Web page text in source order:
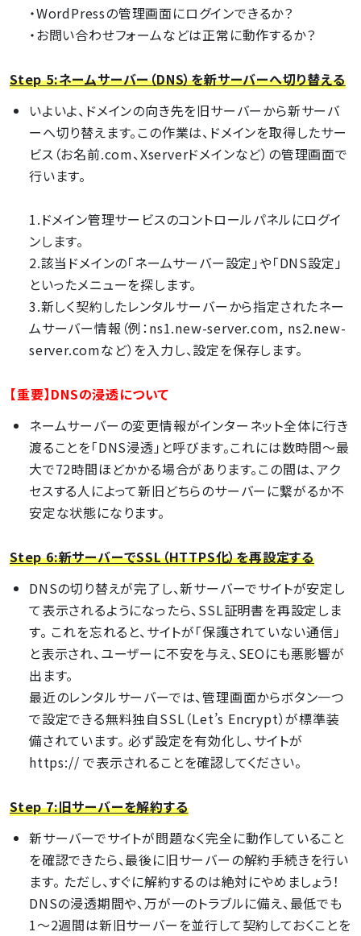
・WordPressの管理画面にログインできるか？
・お問い合わせフォームなどは正常に動作するか？
Step 5:ネームサーバー（DNS）を新サーバーへ切り替える
いよいよ、ドメインの向き先を旧サーバーから新サーバ
ーへ切り替えます。この作業は、ドメインを取得したサー
ビス（お名前.com、Xserverドメインなど）の管理画面で
行います。
1.ドメイン管理サービスのコントロールパネルにログイ
ンします。
2.該当ドメインの「ネームサーバー設定」や「DNS設定」
といったメニューを探します。
3.新しく契約したレンタルサーバーから指定されたネー
ムサーバー情報（例：ns1.new-server.com, ns2.new-
server.comなど）を入力し、設定を保存します。
【重要】DNSの浸透について
ネームサーバーの変更情報がインターネット全体に行き
渡ることを「DNS浸透」と呼びます。これには数時間〜最
大で72時間ほどかかる場合があります。この間は、アク
セスする人によって新旧どちらのサーバーに繋がるか不
安定な状態になります。
Step 6:新サーバーでSSL（HTTPS化）を再設定する
DNSの切り替えが完了し、新サーバーでサイトが安定し
て表示されるようになったら、SSL証明書を再設定しま
す。 これを忘れると、サイトが「保護されていない通信」
と表示され、ユーザーに不安を与え、SEOにも悪影響が
出ます。
最近のレンタルサーバーでは、管理画面からボタン一つ
で設定できる無料独自SSL（Let’s Encrypt）が標準装
備されています。 必ず設定を有効化し、サイトが
https:// で表示されることを確認してください。
Step 7:旧サーバーを解約する
新サーバーでサイトが問題なく完全に動作していること
を確認できたら、最後に旧サーバーの解約手続きを行い
ます。 ただし、すぐに解約するのは絶対にやめましょう！
DNSの浸透期間や、万が一のトラブルに備え、最低でも
1〜2週間は新旧サーバーを並行して契約しておくことを